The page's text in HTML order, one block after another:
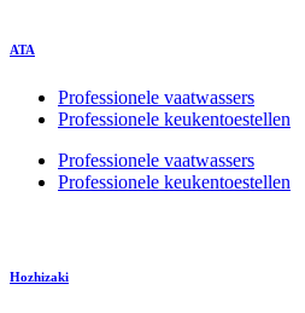
ATA
Professionele vaatwassers
Professionele keukentoestellen
Professionele vaatwassers
Professionele keukentoestellen
Hozhizaki